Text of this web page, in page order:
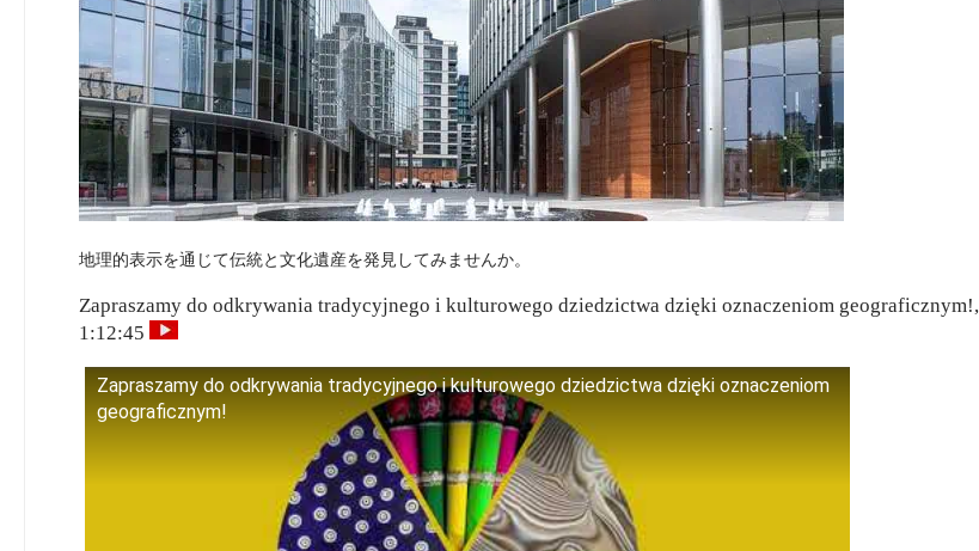
地理的表示を通じて伝統と文化遺産を発見してみませんか。
Zapraszamy do odkrywania tradycyjnego i kulturowego dziedzictwa dzięki oznaczeniom geograficznym!,
1:12:45
Zapraszamy do odkrywania tradycyjnego i kulturowego dziedzictwa dzięki oznaczeniom
geograficznym!